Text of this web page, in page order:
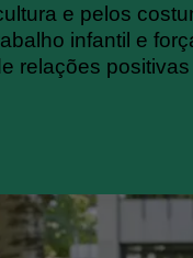
e pelos
infantil e
relações